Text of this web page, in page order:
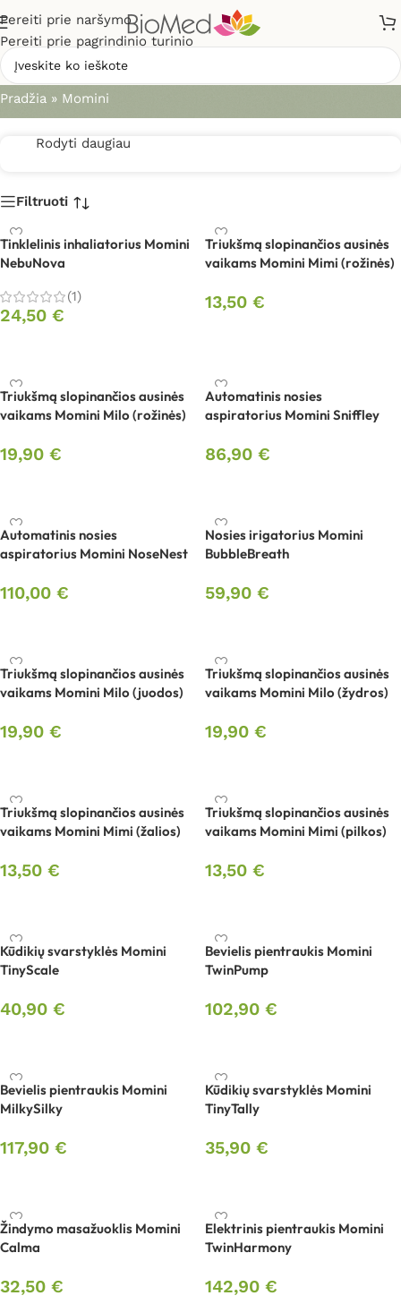
Pereiti prie naršymo
Pereiti prie pagrindinio turinio
Momini
Pradžia » Momini
Rodyti daugiau
Filtruoti
Tinklelinis inhaliatorius Momini
NebuNova
(1)
24,50 €
Triukšmą slopinančios ausinės
vaikams Momini Mimi (rožinės)
13,50 €
Triukšmą slopinančios ausinės
vaikams Momini Milo (rožinės)
19,90 €
Automatinis nosies
aspiratorius Momini Sniffley
86,90 €
Automatinis nosies
aspiratorius Momini NoseNest
110,00 €
Nosies irigatorius Momini
BubbleBreath
59,90 €
Triukšmą slopinančios ausinės
vaikams Momini Milo (juodos)
19,90 €
Triukšmą slopinančios ausinės
vaikams Momini Milo (žydros)
19,90 €
Triukšmą slopinančios ausinės
vaikams Momini Mimi (žalios)
13,50 €
Triukšmą slopinančios ausinės
vaikams Momini Mimi (pilkos)
13,50 €
Kūdikių svarstyklės Momini
TinyScale
40,90 €
Bevielis pientraukis Momini
TwinPump
102,90 €
Bevielis pientraukis Momini
MilkySilky
117,90 €
Kūdikių svarstyklės Momini
TinyTally
35,90 €
Žindymo masažuoklis Momini
Calma
32,50 €
Elektrinis pientraukis Momini
TwinHarmony
142,90 €